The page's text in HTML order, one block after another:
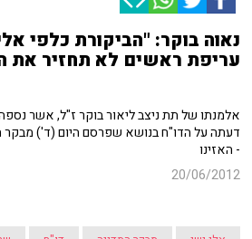
נאוה בוקר: "הביקורת כלפי
עריפת ראשים לא תחזיר את
אלמנתו של תת ניצב ליאור בוקר ז"ל, אשר
דעתה על הדו"ח בנושא שפרסם היום (ד') מבקר
- האזינו
20/06/2012